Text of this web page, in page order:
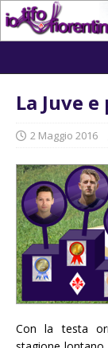
La Juve
2 Maggio 2016
Con la testa